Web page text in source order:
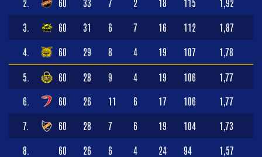
2. 60 33 7 2 18 115 1,92
3. 60 31 6 7 16 112 1,87
4. 60 29 8 4 19 107 1,78
5. 60 28 9 4 19 106 1,77
6. 60 26 11 6 17 106 1,77
7. 60 28 7 6 19 104 1,73
8. 60 26 6 4 24 94 1,57